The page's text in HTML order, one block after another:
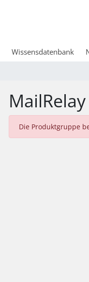
Wissensdatenbank
MailRelay
Die Produktgruppe